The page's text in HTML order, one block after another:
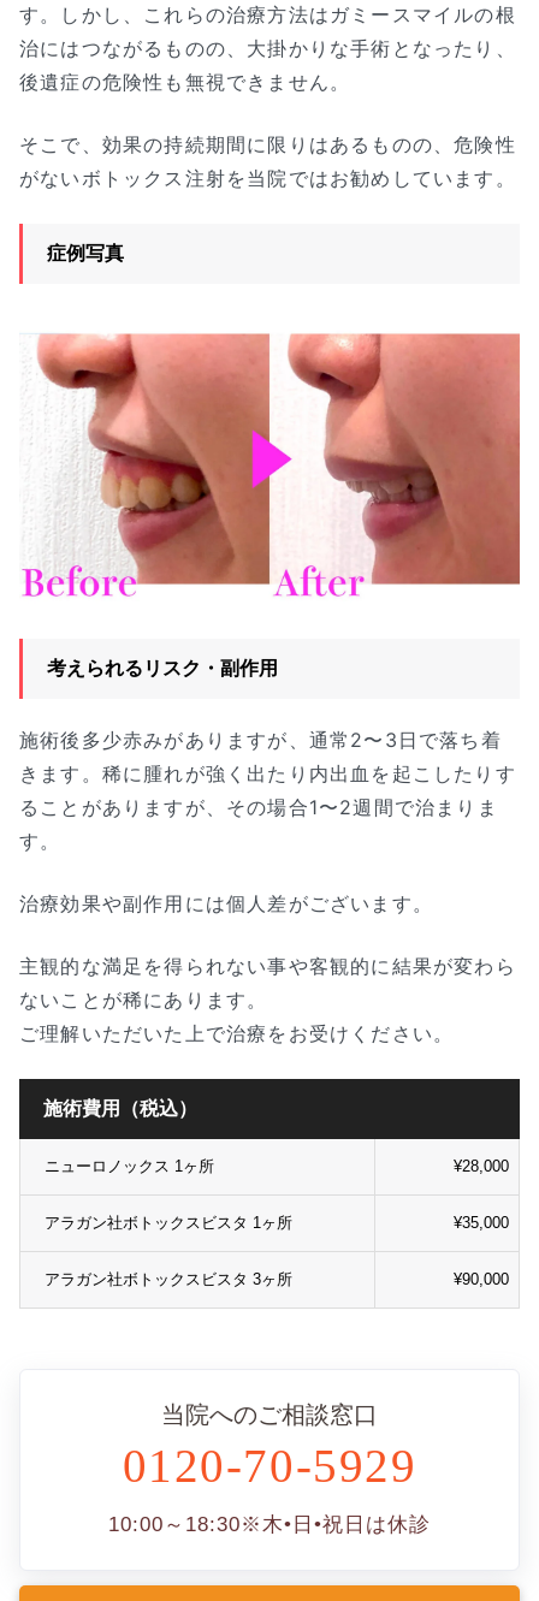
す。しかし、これらの治療方法はガミースマイルの根
治にはつながるものの、大掛かりな手術となったり、
後遺症の危険性も無視できません。
そこで、効果の持続期間に限りはあるものの、危険性
がないボトックス注射を当院ではお勧めしています。
症例写真
考えられるリスク・副作用
施術後多少赤みがありますが、通常2〜3日で落ち着
きます。稀に腫れが強く出たり内出血を起こしたりす
ることがありますが、その場合1〜2週間で治まりま
す。
治療効果や副作用には個人差がございます。
主観的な満足を得られない事や客観的に結果が変わら
ないことが稀にあります。
ご理解いただいた上で治療をお受けください。
施術費用（税込）
ニューロノックス 1ヶ所 ¥28,000
アラガン社ボトックスビスタ 1ヶ所 ¥35,000
アラガン社ボトックスビスタ 3ヶ所 ¥90,000
当院へのご相談窓口
0120-70-5929
10:00～18:30※木•日•祝日は休診